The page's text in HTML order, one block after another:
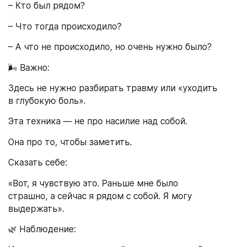
– Кто был рядом?
– Что тогда происходило?
– А что не происходило, но очень нужно было?
🌬 Важно:
Здесь не нужно разбирать травму или «уходить
в глубокую боль».
Эта техника — не про насилие над собой.
Она про то, чтобы заметить.
Сказать себе:
«Вот, я чувствую это. Раньше мне было
страшно, а сейчас я рядом с собой. Я могу
выдержать».
🌿 Наблюдение: